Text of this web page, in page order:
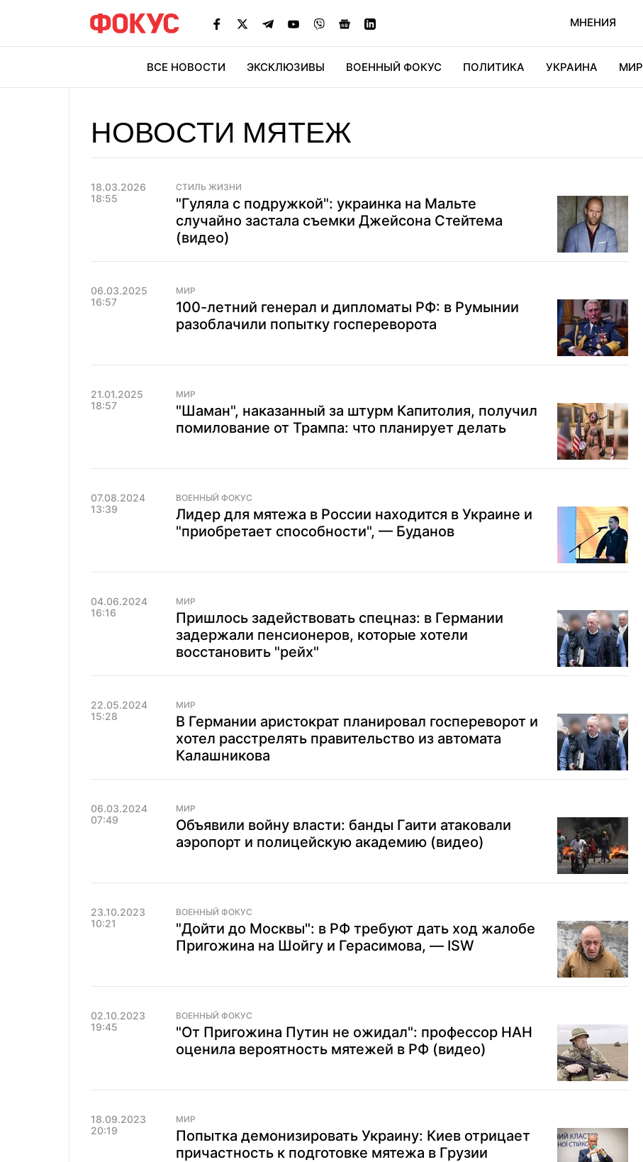
МНЕНИЯ
ВСЕ НОВОСТИ ЭКСКЛЮЗИВЫ ВОЕННЫЙ ФОКУС ПОЛИТИКА УКРАИНА МИР
НОВОСТИ МЯТЕЖ
18.03.2026
18:55
СТИЛЬ ЖИЗНИ
"Гуляла с подружкой": украинка на Мальте
случайно застала съемки Джейсона Стейтема
(видео)
06.03.2025
16:57
МИР
100-летний генерал и дипломаты РФ: в Румынии
разоблачили попытку госпереворота
21.01.2025
18:57
МИР
"Шаман", наказанный за штурм Капитолия, получил
помилование от Трампа: что планирует делать
07.08.2024
13:39
ВОЕННЫЙ ФОКУС
Лидер для мятежа в России находится в Украине и
"приобретает способности", — Буданов
04.06.2024
16:16
МИР
Пришлось задействовать спецназ: в Германии
задержали пенсионеров, которые хотели
восстановить "рейх"
22.05.2024
15:28
МИР
В Германии аристократ планировал госпереворот и
хотел расстрелять правительство из автомата
Калашникова
06.03.2024
07:49
МИР
Объявили войну власти: банды Гаити атаковали
аэропорт и полицейскую академию (видео)
23.10.2023
10:21
ВОЕННЫЙ ФОКУС
"Дойти до Москвы": в РФ требуют дать ход жалобе
Пригожина на Шойгу и Герасимова, — ISW
02.10.2023
19:45
ВОЕННЫЙ ФОКУС
"От Пригожина Путин не ожидал": профессор НАН
оценила вероятность мятежей в РФ (видео)
18.09.2023
20:19
МИР
Попытка демонизировать Украину: Киев отрицает
причастность к подготовке мятежа в Грузии